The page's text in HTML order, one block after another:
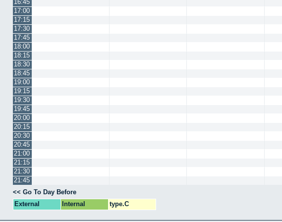
16:45
17:00
17:15
17:30
17:45
18:00
18:15
18:30
18:45
19:00
19:15
19:30
19:45
20:00
20:15
20:30
20:45
21:00
21:15
21:30
21:45
<< Go To Day Before
External
Internal type.C